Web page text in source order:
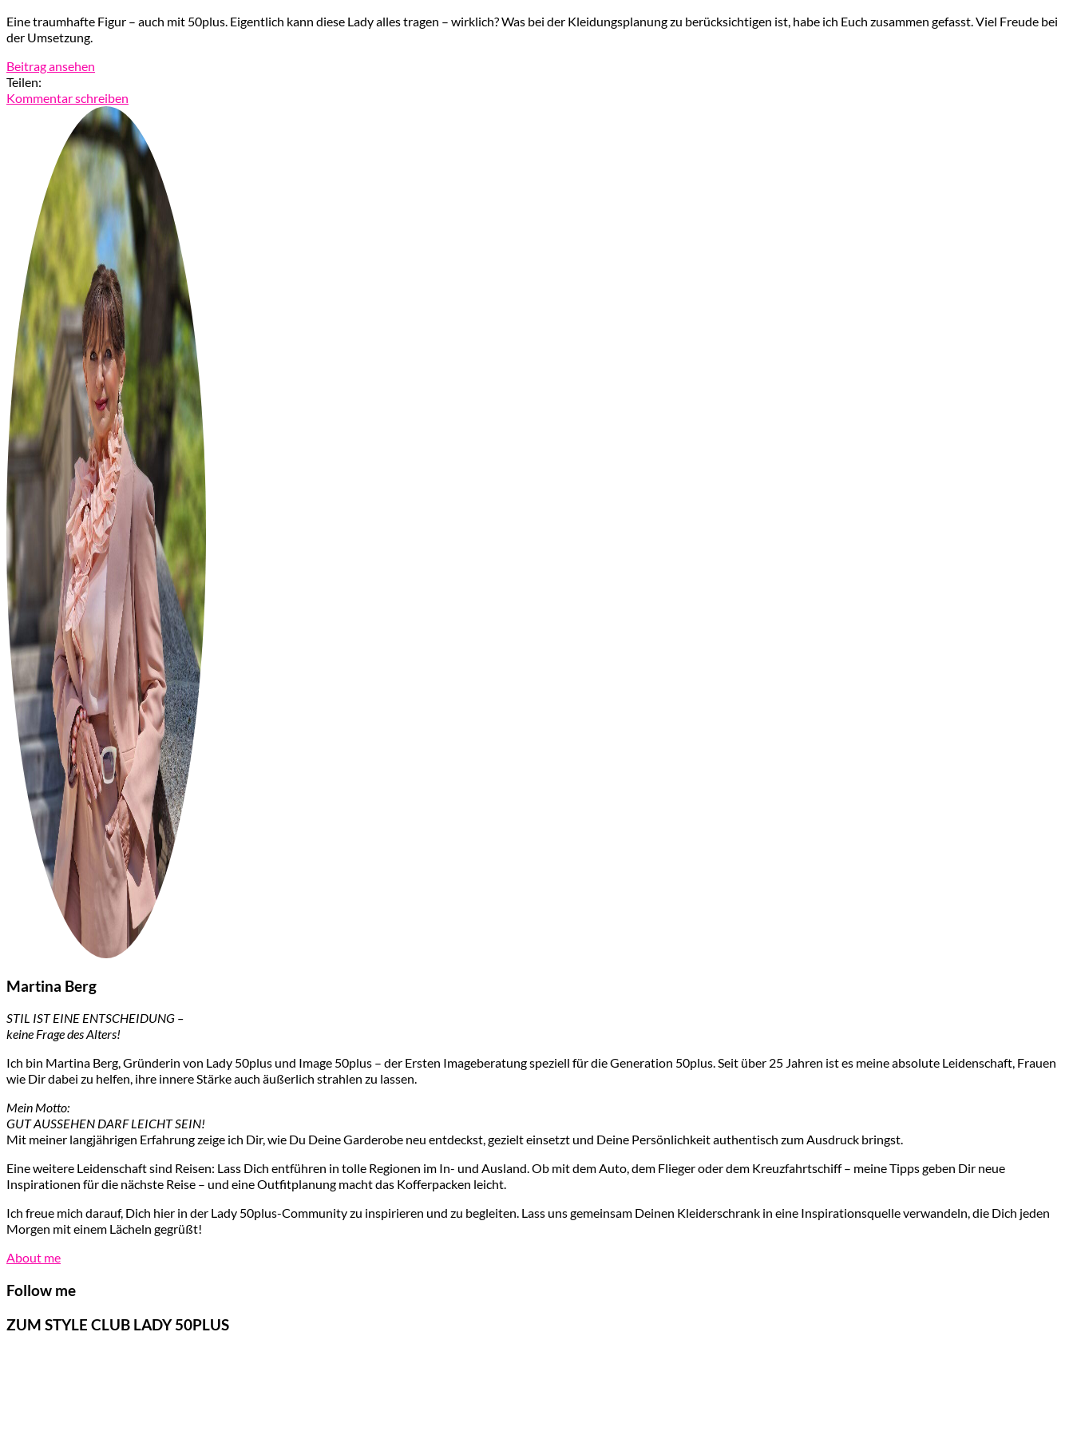
Eine traumhafte Figur – auch mit 50plus. Eigentlich kann diese Lady alles tragen – wirklich? Was bei der Kleidungsplanung zu berücksichtigen ist, habe ich Euch zusammen gefasst. Viel Freude bei
der Umsetzung.
Beitrag ansehen
Teilen:
Kommentar schreiben
Martina Berg
STIL IST EINE ENTSCHEIDUNG –
keine Frage des Alters!
Ich bin Martina Berg, Gründerin von Lady 50plus und Image 50plus – der Ersten Imageberatung speziell für die Generation 50plus. Seit über 25 Jahren ist es meine absolute Leidenschaft, Frauen
wie Dir dabei zu helfen, ihre innere Stärke auch äußerlich strahlen zu lassen.
Mein Motto:
GUT AUSSEHEN DARF LEICHT SEIN!
Mit meiner langjährigen Erfahrung zeige ich Dir, wie Du Deine Garderobe neu entdeckst, gezielt einsetzt und Deine Persönlichkeit authentisch zum Ausdruck bringst.
Eine weitere Leidenschaft sind Reisen: Lass Dich entführen in tolle Regionen im In- und Ausland. Ob mit dem Auto, dem Flieger oder dem Kreuzfahrtschiff – meine Tipps geben Dir neue
Inspirationen für die nächste Reise – und eine Outfitplanung macht das Kofferpacken leicht.
Ich freue mich darauf, Dich hier in der Lady 50plus-Community zu inspirieren und zu begleiten. Lass uns gemeinsam Deinen Kleiderschrank in eine Inspirationsquelle verwandeln, die Dich jeden
Morgen mit einem Lächeln gegrüßt!
About me
Follow me
ZUM STYLE CLUB LADY 50PLUS